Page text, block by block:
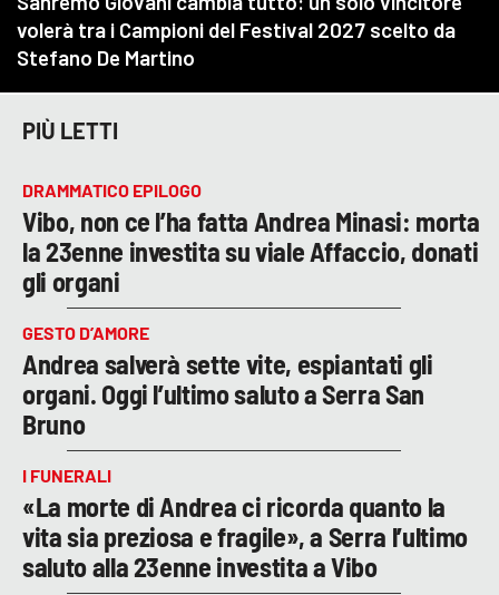
PIÙ LETTI
DRAMMATICO EPILOGO
Vibo, non ce l’ha fatta Andrea Minasi: morta
la 23enne investita su viale Affaccio, donati
gli organi
GESTO D’AMORE
Andrea salverà sette vite, espiantati gli
organi. Oggi l’ultimo saluto a Serra San
Bruno
I FUNERALI
«La morte di Andrea ci ricorda quanto la
vita sia preziosa e fragile», a Serra l’ultimo
saluto alla 23enne investita a Vibo